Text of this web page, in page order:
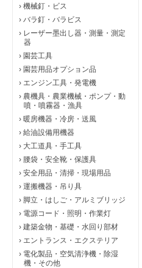
› 機械釘・ビス
› バラ釘・バラビス
› レーザー墨出し器・測量・測定
器
› 園芸工具
› 園芸用品オプション品
› エンジン工具・発電機
› 農機具・農業機械・ポンプ・動
噴・噴霧器・漁具
› 暖房機器・冷房・送風
› 給油設備用機器
› 大工道具・手工具
› 腰袋・安全靴・保護具
› 安全用品・清掃・現場用品
› 運搬機器・吊り具
› 脚立・はしご・アルミブリッジ
› 電源コード・照明・作業灯
› 建築金物・基礎・水回り部材
› エントランス・エクステリア
› 電化製品・空気清浄機・除湿
機・その他